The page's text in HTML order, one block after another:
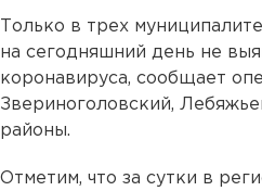
Только в трех
на сегодняшний день не
коронавируса, сообщает
Звериноголовский,
районы.
Отметим, что за сутки в